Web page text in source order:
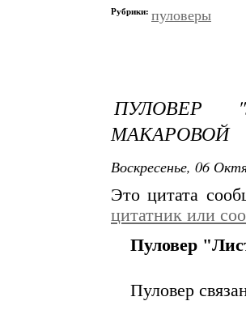
Рубрики: пуловеры
ПУЛОВЕР
МАКАРОВОЙ
Воскресенье, 06
Это цитата
цитатник или
Пуловер
Пуловер